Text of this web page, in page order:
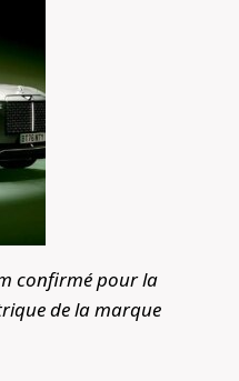
confirmé pour la
de la marque